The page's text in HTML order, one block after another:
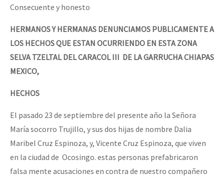
Otras secciones
Semillero Guerra contra la Humanidad. (Las poblaciones y
la naturaleza bajo asedio)
Libros para descargar
Medios Libres
COVID-19
Contacto
Consecuente y honesto
HERMANOS Y HERMANAS DENUNCIAMOS PUBLlCAMENTE A
LOS HECHOS QUE ESTAN OCURRIENDO EN ESTA ZONA
SELVA TZELTAL DEL CARACOL III DE LA GARRUCHA CHIAPAS
MEXICO,
HECHOS
El pasado 23 de septiembre del presente año la Señora
María socorro Trujillo, y sus dos hijas de nombre Dalia
Maribel Cruz Espinoza, y, Vicente Cruz Espinoza, que viven
en la ciudad de Ocosingo. estas personas prefabricaron
falsa mente acusaciones en contra de nuestro compañero